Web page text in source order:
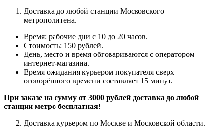
Доставка до любой станции Московского
метрополитена.
Время: рабочие дни с 10 до 20 часов.
Стоимость: 150 рублей.
День, место и время обговариваются с оператором
интернет-магазина.
Время ожидания курьером покупателя сверх
оговорённого времени составляет 15 минут.
При заказе на сумму от 3000 рублей доставка до любой
станции метро бесплатная!
Доставка курьером по Москве и Московской области.